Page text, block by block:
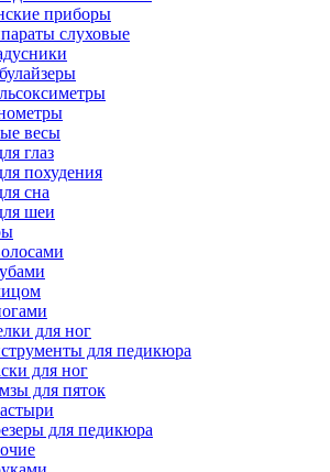
приборы
слуховые
весы
глаз
похудения
сна
шеи
для ног
для педикюра
для ног
для пяток
для педикюра